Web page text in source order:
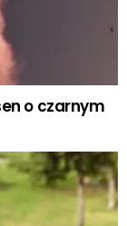
o czarnym